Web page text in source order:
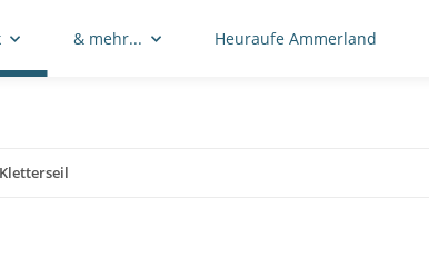
& mehr... Heuraufe Ammerland